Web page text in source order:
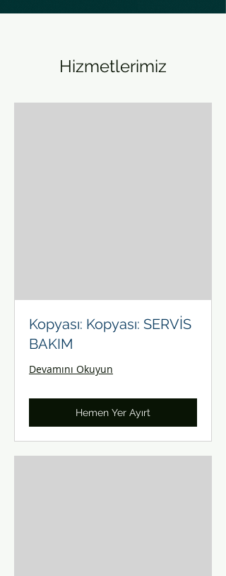
Hizmetlerimiz
Kopyası: Kopyası: SERVİS
BAKIM
Devamını Okuyun
Hemen Yer Ayırt